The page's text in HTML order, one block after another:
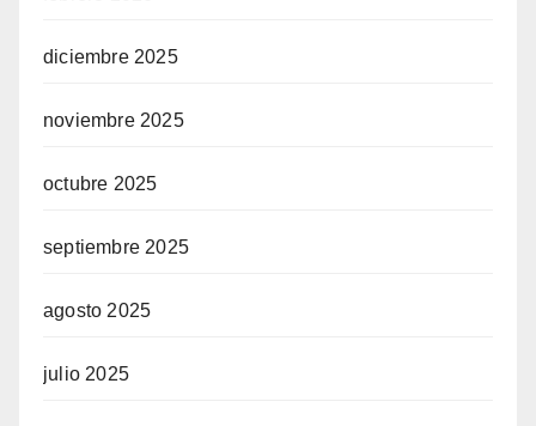
diciembre 2025
noviembre 2025
octubre 2025
septiembre 2025
agosto 2025
julio 2025